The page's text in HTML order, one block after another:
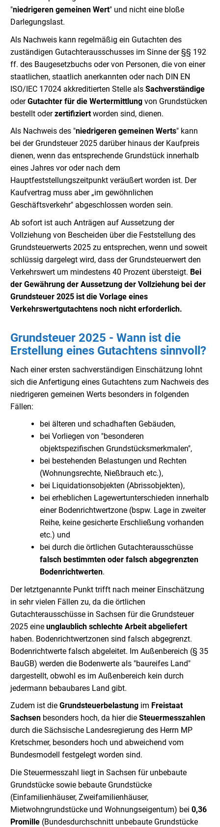
"niedrigeren gemeinen Wert" und nicht eine bloße
Darlegungslast.
Als Nachweis kann regelmäßig ein Gutachten des
zuständigen Gutachterausschusses im Sinne der §§ 192
ff. des Baugesetzbuchs oder von Personen, die von einer
staatlichen, staatlich anerkannten oder nach DIN EN
ISO/IEC 17024 akkreditierten Stelle als Sachverständige
oderGutachter für die Wertermittlung von Grundstücken
bestellt oderzertifiziertworden sind, dienen.
Als Nachweis des "niedrigeren gemeinen Werts" kann
bei der Grundsteuer 2025 darüber hinaus der Kaufpreis
dienen, wenn das entsprechende Grundstück innerhalb
eines Jahres vor oder nach dem
Hauptfeststellungszeitpunkt veräußert worden ist. Der
Kaufvertrag muss aber „im gewöhnlichen
Geschäftsverkehr" abgeschlossen worden sein.
Ab sofort ist auch Anträgen auf Aussetzung der
Vollziehung von Bescheiden über die Feststellung des
Grundsteuerwerts 2025 zu entsprechen, wenn und soweit
schlüssig dargelegt wird, dass der Grundsteuerwert den
Verkehrswert um mindestens 40 Prozent übersteigt. Bei
der Gewährung der Aussetzung der Vollziehung bei der
Grundsteuer 2025 ist die Vorlage eines
Verkehrswertgutachtens noch nicht erforderlich.
Grundsteuer 2025 - Wann ist die
Erstellung eines Gutachtens sinnvoll?
Nach einer ersten sachverständigen Einschätzung lohnt
sich die Anfertigung eines Gutachtens zum Nachweis des
niedrigeren gemeinen Werts besonders in folgenden
Fällen:
bei älteren und schadhaften Gebäuden,
bei Vorliegen von "besonderen
objektspezifischen Grundstücksmerkmalen",
bei bestehenden Belastungen und Rechten
(Wohnungsrechte, Nießbrauch etc.),
bei Liquidationsobjekten (Abrissobjekten),
bei erheblichen Lagewertunterschieden innerhalb
einer Bodenrichtwertzone (bspw. Lage in zweiter
Reihe, keine gesicherte Erschließung vorhanden
etc.) und
bei durch die örtlichen Gutachterausschüsse
falsch bestimmten oder falsch abgegrenzten
Bodenrichtwerten.
Der letztgenannte Punkt trifft nach meiner Einschätzung
in sehr vielen Fällen zu, da die örtlichen
Gutachterausschüsse in Sachsen für die Grundsteuer
2025 eine unglaublich schlechte Arbeit abgeliefert
haben. Bodenrichtwertzonen sind falsch abgegrenzt.
Bodenrichtwerte falsch abgeleitet. Im Außenbereich (§ 35
BauGB) werden die Bodenwerte als "baureifes Land"
dargestellt, obwohl es im Außenbereich kein durch
jedermann bebaubares Land gibt.
Zudem ist die Grundsteuerbelastung im Freistaat
Sachsen besonders hoch, da hier die Steuermesszahlen
durch die Sächsische Landesregierung des Herrn MP
Kretschmer, besonders hoch und abweichend vom
Bundesmodell festgelegt worden sind.
Die Steuermesszahl liegt in Sachsen für unbebaute
Grundstücke sowie bebaute Grundstücke
(Einfamilienhäuser, Zweifamilienhäuser,
Mietwohngrundstücke und Wohnungseigentum) bei 0,36
Promille (Bundesdurchschnitt unbebaute Grundstücke